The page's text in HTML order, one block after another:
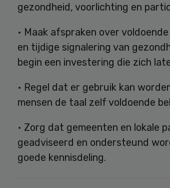
gezondheid, voorlichting en
• Maak afspraken over
en tijdige signalering van
begin een investering die zich
• Regel dat er gebruik kan
mensen de taal zelf voldoende
• Zorg dat gemeenten en lokale
geadviseerd en ondersteund
goede kennisdeling.